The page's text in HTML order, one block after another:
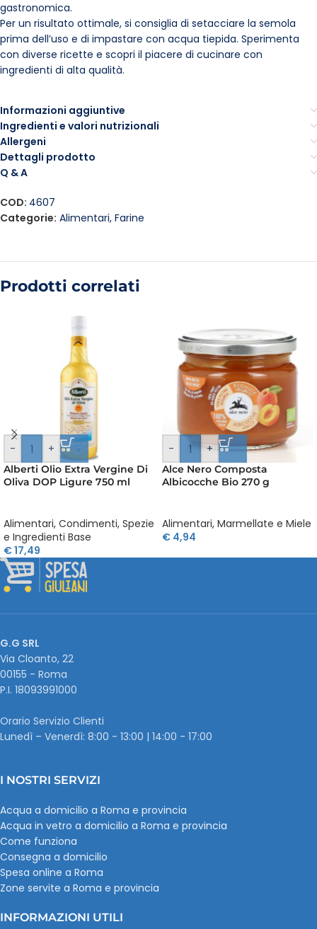
gastronomica.
Per un risultato ottimale, si consiglia di setacciare la semola
prima dell’uso e di impastare con acqua tiepida. Sperimenta
con diverse ricette e scopri il piacere di cucinare con
ingredienti di alta qualità.
Informazioni aggiuntive
Ingredienti e valori nutrizionali
Allergeni
Dettagli prodotto
Q & A
COD: 4607
Categorie: Alimentari, Farine
Prodotti correlati
- +
Alberti Olio Extra Vergine Di
Oliva DOP Ligure 750 ml
Alimentari, Condimenti, Spezie
e Ingredienti Base
€17,49
- +
Alce Nero Composta
Albicocche Bio 270 g
Alimentari, Marmellate e Miele
€ 4,94
G.G SRL
Via Cloanto, 22
00155 - Roma
P.I. ‭18093991000
Orario Servizio Clienti
Lunedì – Venerdì: 8:00 - 13:00 | 14:00 - 17:00
I NOSTRI SERVIZI
Acqua a domicilio a Roma e provincia
Acqua in vetro a domicilio a Roma e provincia
Come funziona
Consegna a domicilio
Spesa online a Roma
Zone servite a Roma e provincia
INFORMAZIONI UTILI